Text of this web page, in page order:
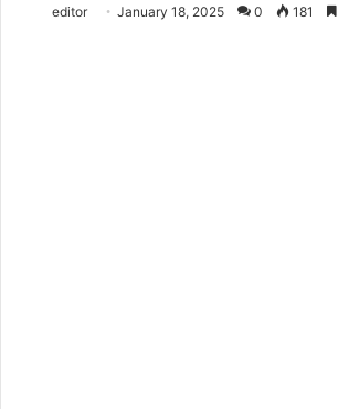
editor January 18, 2025 0 181